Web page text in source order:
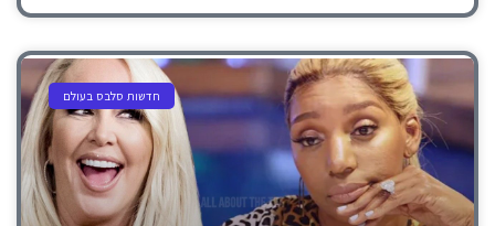
חדשות סלבס בעולם